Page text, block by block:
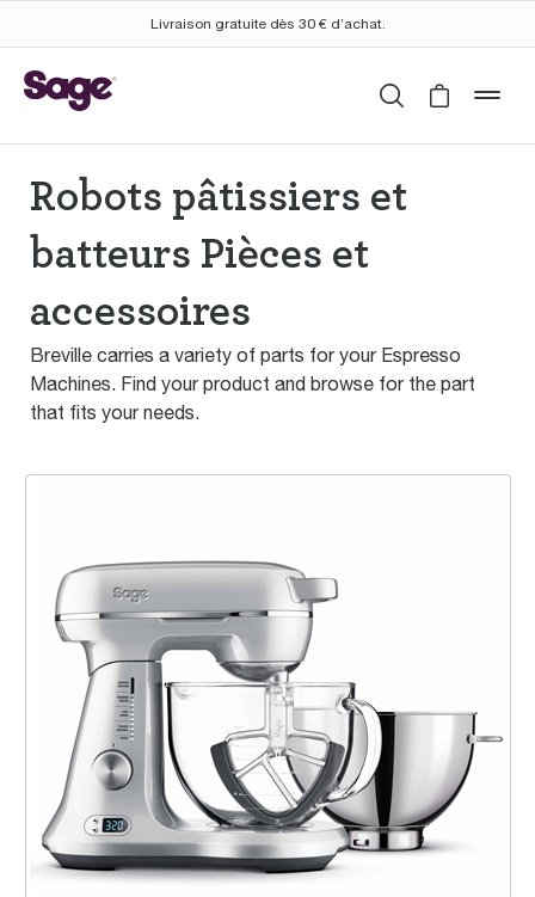
Livraison gratuite dès 30 € d’achat.
Rechercher
Cart is
Robots pâtissiers et
batteurs Pièces et
accessoires
Breville carries a variety of parts for your Espresso
Machines. Find your product and browse for the part
that fits your needs.
the Bakery Boss™